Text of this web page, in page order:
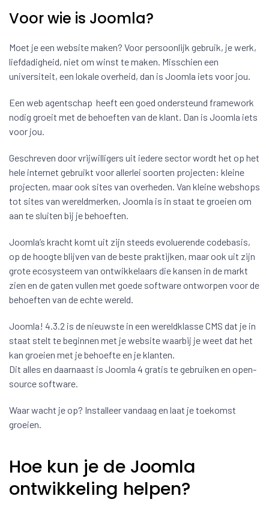
Voor wie is Joomla?
Moet je een website maken? Voor persoonlijk gebruik, je werk,
liefdadigheid, niet om winst te maken. Misschien een
universiteit, een lokale overheid, dan is Joomla iets voor jou.
Een web agentschap heeft een goed ondersteund framework
nodig groeit met de behoeften van de klant. Dan is Joomla iets
voor jou.
Geschreven door vrijwilligers uit iedere sector wordt het op het
hele internet gebruikt voor allerlei soorten projecten: kleine
projecten, maar ook sites van overheden. Van kleine webshops
tot sites van wereldmerken, Joomla is in staat te groeien om
aan te sluiten bij je behoeften.
Joomla’s kracht komt uit zijn steeds evoluerende codebasis,
op de hoogte blijven van de beste praktijken, maar ook uit zijn
grote ecosysteem van ontwikkelaars die kansen in de markt
zien en de gaten vullen met goede software ontworpen voor de
behoeften van de echte wereld.
Joomla! 4.3.2 is de nieuwste in een wereldklasse CMS dat je in
staat stelt te beginnen met je website waarbij je weet dat het
kan groeien met je behoefte en je klanten.
Dit alles en daarnaast is Joomla 4 gratis te gebruiken en open-
source software.
Waar wacht je op? Installeer vandaag en laat je toekomst
groeien.
Hoe kun je de Joomla
ontwikkeling helpen?